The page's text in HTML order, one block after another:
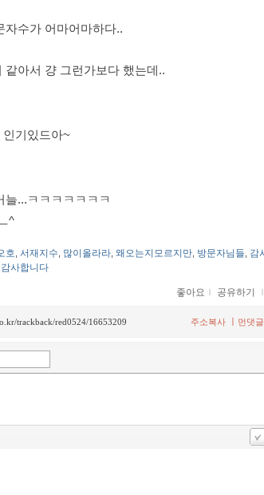
자수가 어마어마하다..
같아서 걍 그런가보다 했는데..
기있드아~
...ㅋㅋㅋㅋㅋㅋㅋ
^
호, 서재지수, 많이올라라, 왜오는지모르지만, 방문자님들, 감
사합니다
좋아요 ｌ 공유하기
trackback/red0524/16653209 먼댓
주소복사